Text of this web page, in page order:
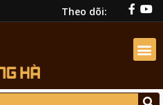
Theo dõi: